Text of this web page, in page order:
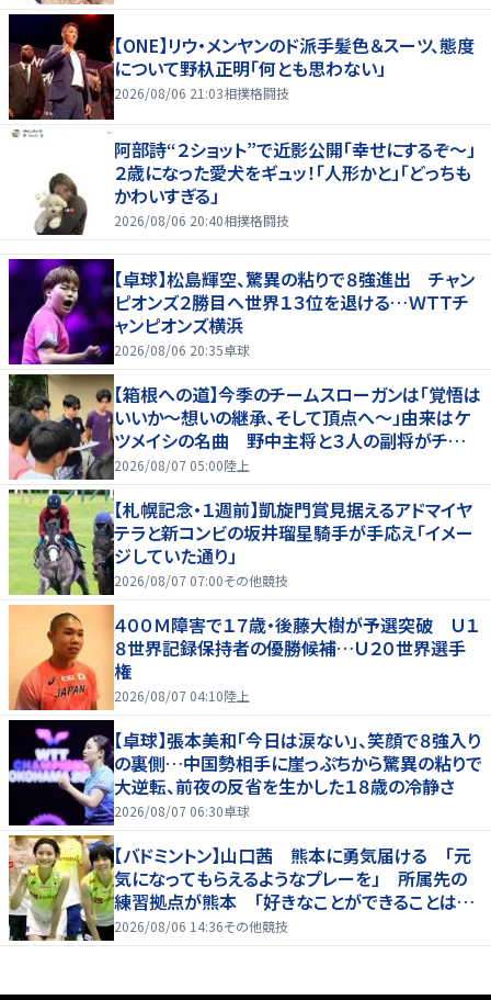
【ONE】リウ・メンヤンのド派手髪色＆スーツ、態度
について野杁正明「何とも思わない」
2026/08/06 21:03相撲格闘技
阿部詩“２ショット”で近影公開「幸せにするぞ〜」
２歳になった愛犬をギュッ！「人形かと」「どっちも
かわいすぎる」
2026/08/06 20:40相撲格闘技
【卓球】松島輝空、驚異の粘りで８強進出 チャン
ピオンズ２勝目へ世界１３位を退ける…ＷＴＴチ
ャンピオンズ横浜
2026/08/06 20:35卓球
【箱根への道】今季のチームスローガンは「覚悟は
いいか～想いの継承、そして頂点へ～」由来はケ
ツメイシの名曲 野中主将と３人の副将がチーム
を引っ張る…夏合宿特集第１弾、国学院大
2026/08/07 05:00陸上
【札幌記念・１週前】凱旋門賞見据えるアドマイヤ
テラと新コンビの坂井瑠星騎手が手応え「イメー
ジしていた通り」
2026/08/07 07:00その他競技
４００Ｍ障害で１７歳・後藤大樹が予選突破 Ｕ１
８世界記録保持者の優勝候補…Ｕ２０世界選手
権
2026/08/07 04:10陸上
【卓球】張本美和「今日は涙ない」、笑顔で８強入り
の裏側…中国勢相手に崖っぷちから驚異の粘りで
大逆転、前夜の反省を生かした１８歳の冷静さ
2026/08/07 06:30卓球
【バドミントン】山口茜 熊本に勇気届ける 「元
気になってもらえるようなプレーを」 所属先の
練習拠点が熊本 「好きなことができることは当
たり前じゃない」
2026/08/06 14:36その他競技